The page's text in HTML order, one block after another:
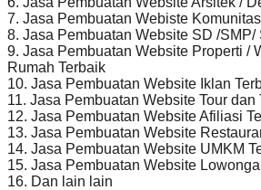
7. Jasa Pembuatan Webiste
8. Jasa Pembuatan Website SD /SMP/
9. Jasa Pembuatan Website Properti /
Rumah Terbaik
10. Jasa Pembuatan Website Iklan
11. Jasa Pembuatan Website Tour dan
12. Jasa Pembuatan Website Afiliasi
13. Jasa Pembuatan Website
14. Jasa Pembuatan Website UMKM
15. Jasa Pembuatan Website
16. Dan lain lain